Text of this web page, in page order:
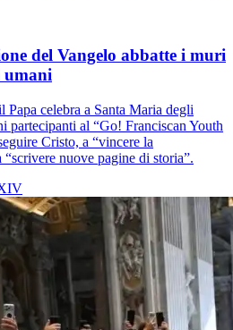
del Vangelo abbatte i muri
umani
Papa celebra a Santa Maria degli
partecipanti al “Go! Franciscan Youth
Cristo, a “vincere la
“scrivere nuove pagine di storia”.